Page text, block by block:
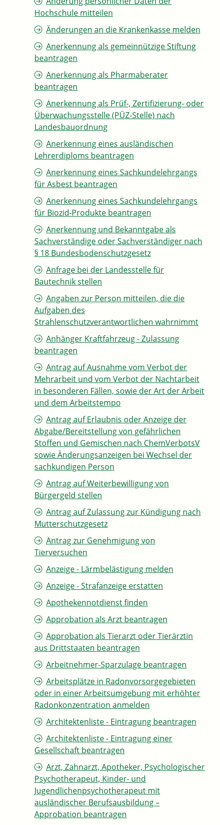
Hochschule mitteilen
Änderungen an die Krankenkasse melden
Anerkennung als gemeinnützige Stiftung
beantragen
Anerkennung als Pharmaberater
beantragen
Anerkennung als Prüf-, Zertifizierung- oder
Überwachungsstelle (PÜZ-Stelle) nach
Landesbauordnung
Anerkennung eines ausländischen
Lehrerdiploms beantragen
Anerkennung eines Sachkundelehrgangs
für Asbest beantragen
Anerkennung eines Sachkundelehrgangs
für Biozid-Produkte beantragen
Anerkennung und Bekanntgabe als
Sachverständige oder Sachverständiger nach
§ 18 Bundesbodenschutzgesetz
Anfrage bei der Landesstelle für
Bautechnik stellen
Angaben zur Person mitteilen, die die
Aufgaben des
Strahlenschutzverantwortlichen wahrnimmt
Anhänger Kraftfahrzeug - Zulassung
beantragen
Antrag auf Ausnahme vom Verbot der
Mehrarbeit und vom Verbot der Nachtarbeit
in besonderen Fällen, sowie der Art der Arbeit
und dem Arbeitstempo
Antrag auf Erlaubnis oder Anzeige der
Abgabe/Bereitstellung von gefährlichen
Stoffen und Gemischen nach ChemVerbotsV
sowie Änderungsanzeigen bei Wechsel der
sachkundigen Person
Antrag auf Weiterbewilligung von
Bürgergeld stellen
Antrag auf Zulassung zur Kündigung nach
Mutterschutzgesetz
Antrag zur Genehmigung von
Tierversuchen
Anzeige - Lärmbelästigung melden
Anzeige - Strafanzeige erstatten
Apothekennotdienst finden
Approbation als Arzt beantragen
Approbation als Tierarzt oder Tierärztin
aus Drittstaaten beantragen
Arbeitnehmer-Sparzulage beantragen
Arbeitsplätze in Radonvorsorgegebieten
oder in einer Arbeitsumgebung mit erhöhter
Radonkonzentration anmelden
Architektenliste - Eintragung beantragen
Architektenliste - Eintragung einer
Gesellschaft beantragen
Arzt, Zahnarzt, Apotheker, Psychologischer
Psychotherapeut, Kinder- und
Jugendlichenpsychotherapeut mit
ausländischer Berufsausbildung –
Approbation beantragen